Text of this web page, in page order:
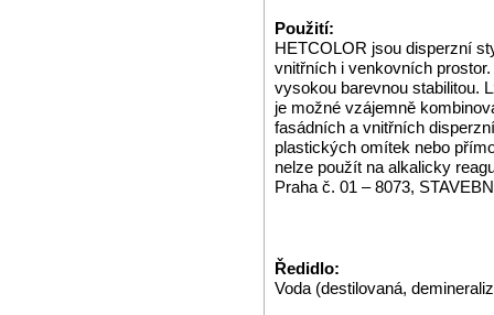
Použití:
HETCOLOR jsou disperzní
vnitřních i venkovních
vysokou barevnou stabilitou.
je možné vzájemně
fasádních a vnitřních
plastických omítek nebo
nelze použít na alkalicky
Praha č. 01 – 8073,
Ředidlo:
Voda (destilovaná,